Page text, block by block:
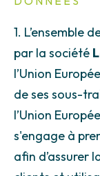
1. L’ensemble
par la société
l’Union
de ses sous-
l’Union
s'engage à
afin d’assurer